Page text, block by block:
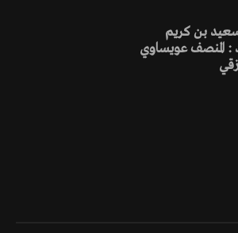
سعيد بن كريم
: المنصف عويساوي